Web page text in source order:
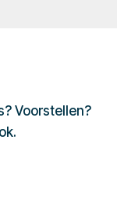
Voorstellen?